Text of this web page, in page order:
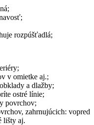
rozpúšťadlá;
v omietke aj.;
a dlažby;
ostré línie;
povrchov;
zahrnujúcich: vopred
lišty aj.